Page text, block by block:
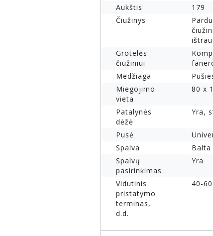
Aukštis
179
Čiužinys
Grotelės
čiužiniui
Medžiaga
Miegojimo
vieta
80 x
Patalynės
dėžė
Yra,
Pusė
Spalva
Balta
Spalvų
pasirinkimas
Yra
Vidutinis
pristatymo
terminas,
d.d.
40-60